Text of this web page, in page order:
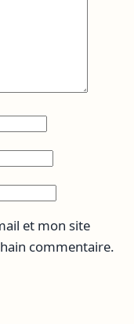
et mon site
commentaire.